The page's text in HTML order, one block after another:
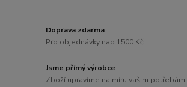
Doprava zdarma
Pro objednávky nad 1500 Kč.
Jsme přímý výrobce
Zboží upravíme na míru vašim potřebám.